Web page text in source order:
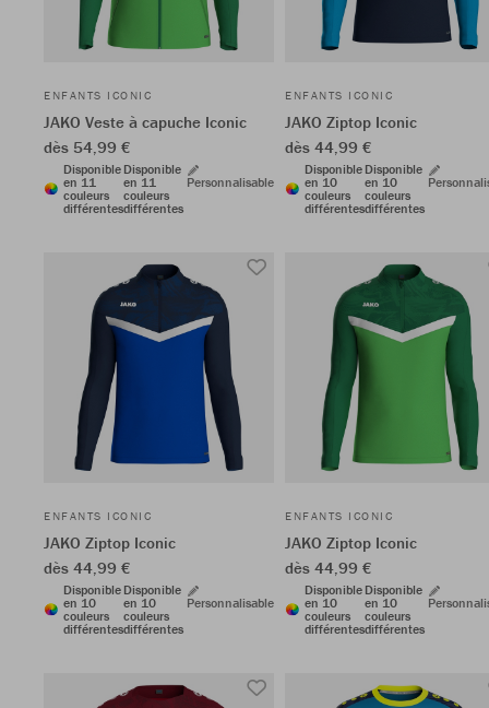
ENFANTS ICONIC
JAKO Veste à capuche Iconic
dès 54,99 €
Disponible
en 11
couleurs
différentes
Disponible
en 11
couleurs
différentes
Personnalisable
ENFANTS ICONIC
JAKO Ziptop Iconic
dès 44,99 €
Disponible
en 10
couleurs
différentes
Disponible
en 10
couleurs
différentes
ENFANTS ICONIC
JAKO Ziptop Iconic
dès 44,99 €
Disponible
en 10
couleurs
différentes
Disponible
en 10
couleurs
différentes
Personnalisable
ENFANTS ICONIC
JAKO Ziptop Iconic
dès 44,99 €
Disponible
en 10
couleurs
différentes
Disponible
en 10
couleurs
différentes